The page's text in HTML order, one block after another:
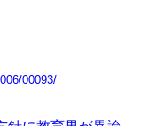
00093/